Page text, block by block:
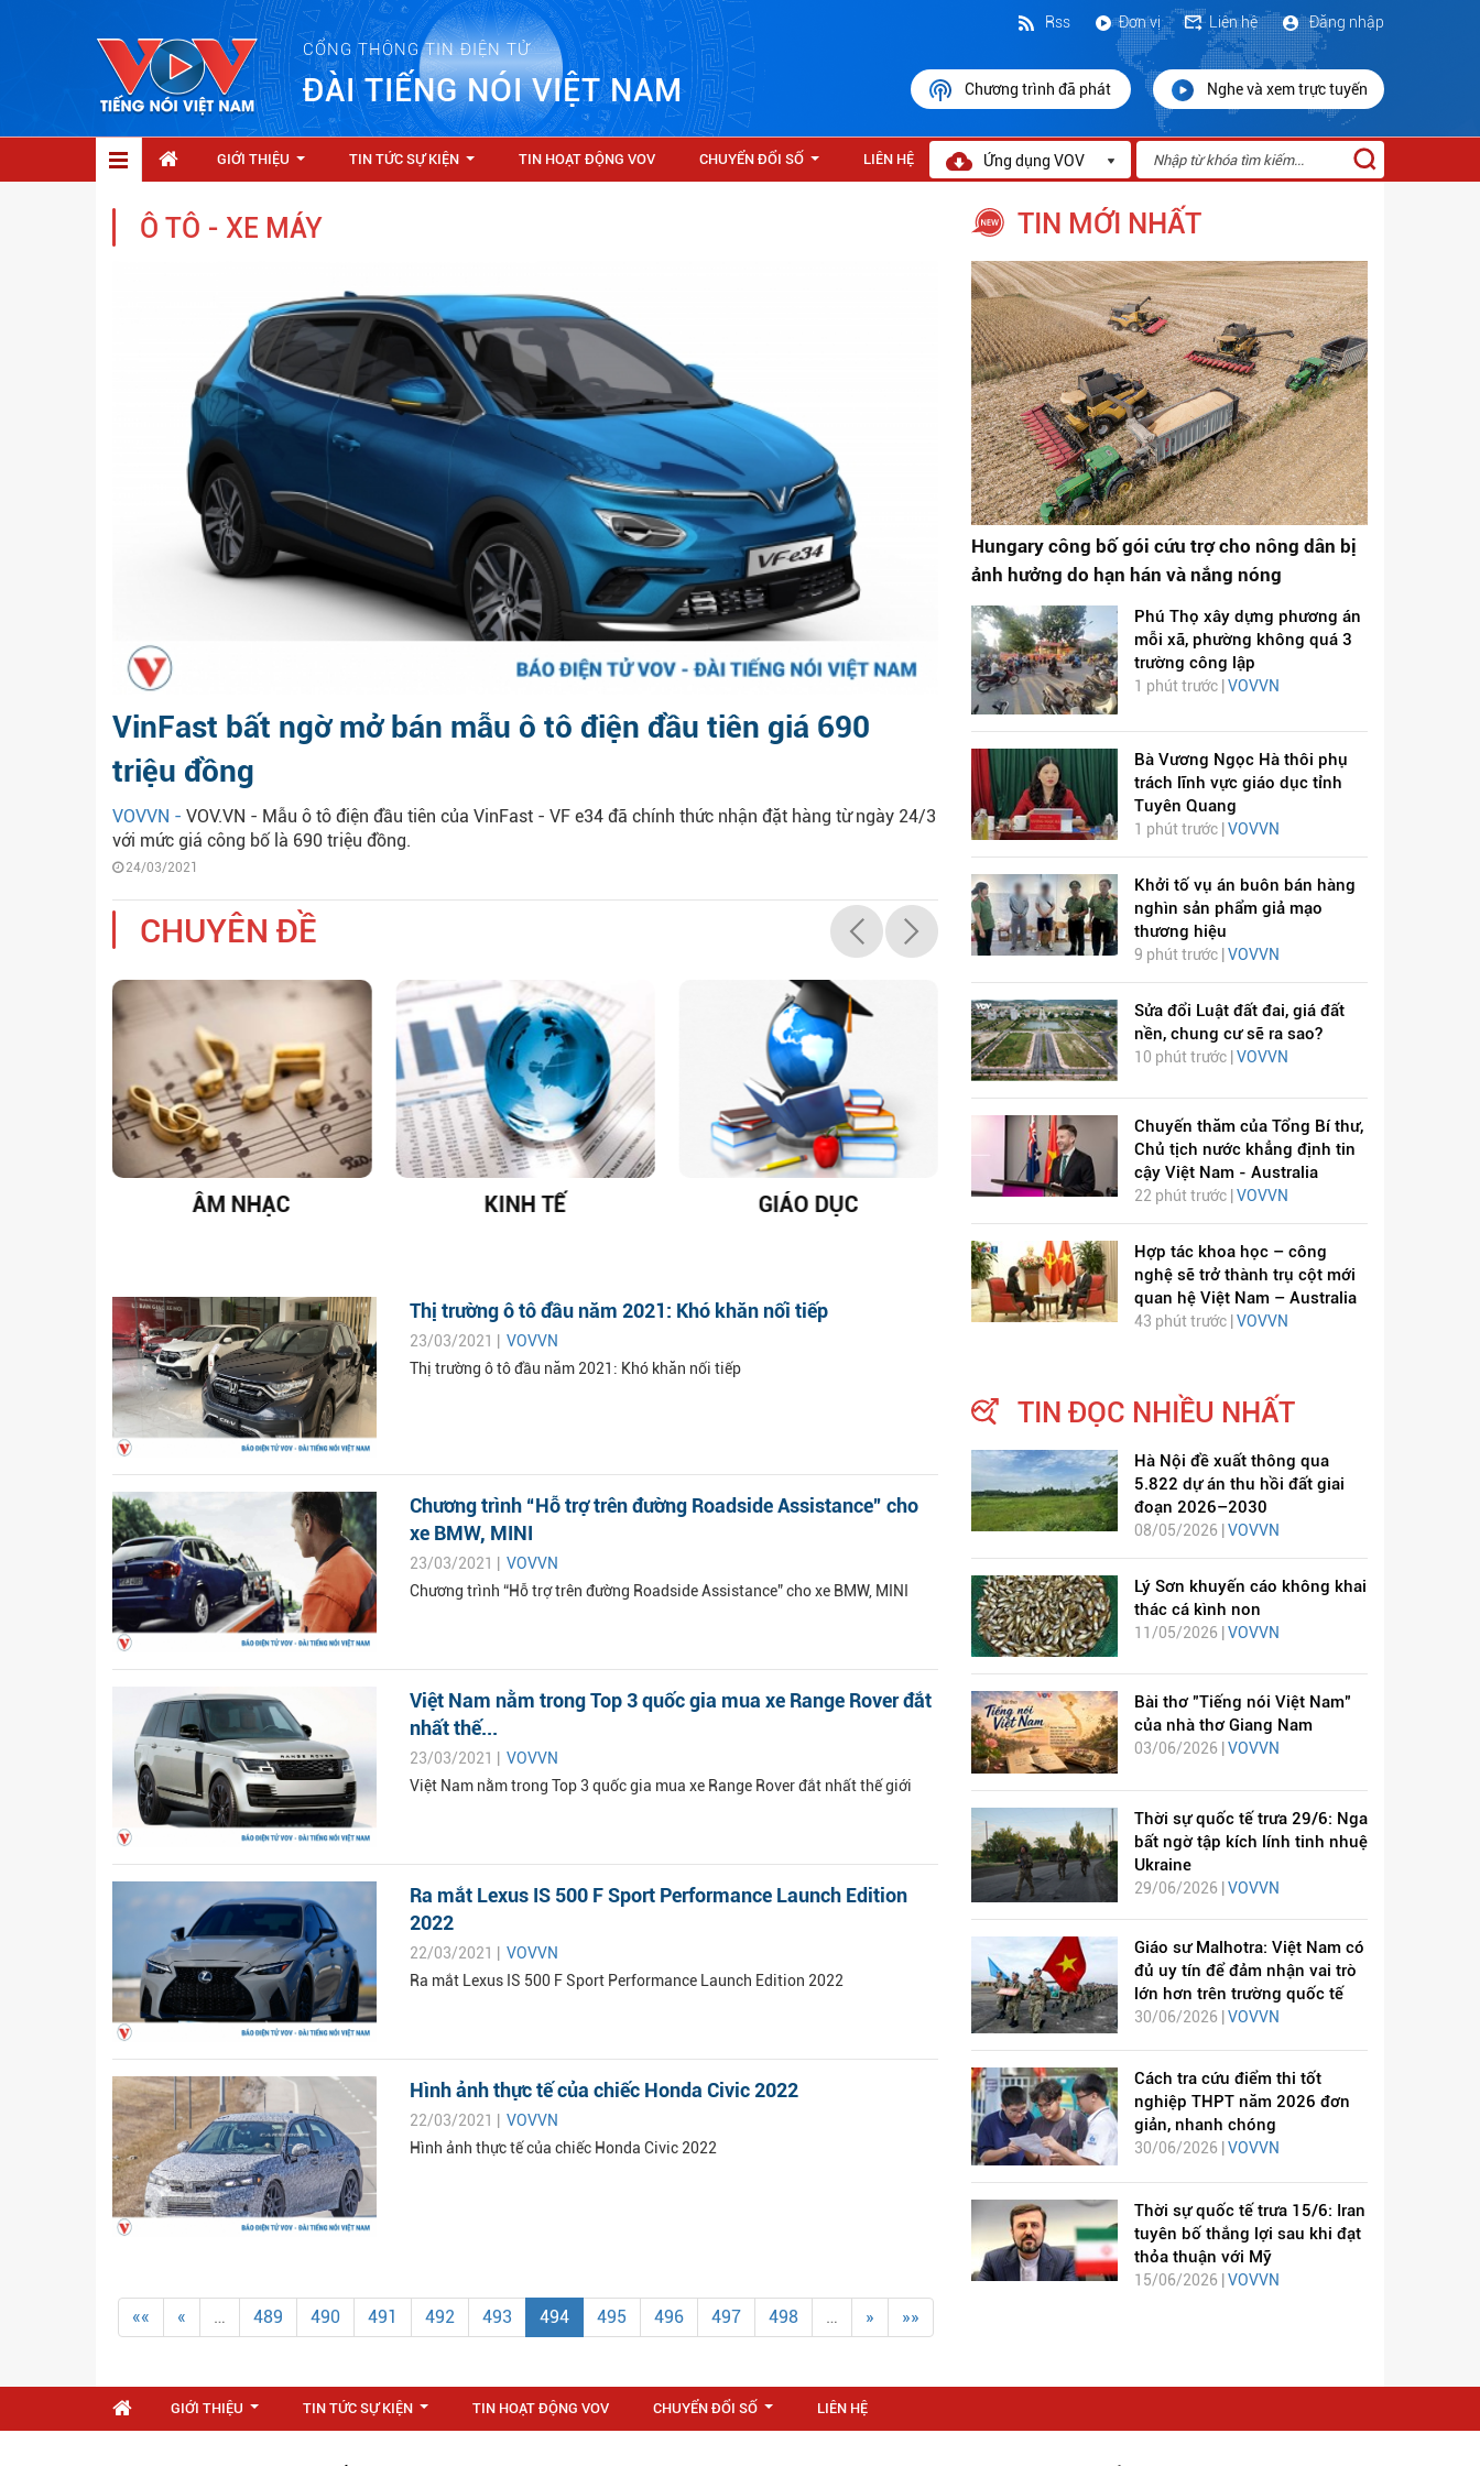
CỔNG THÔNG TIN ĐIỆN TỬ
ĐÀI TIẾNG NÓI VIỆT NAM
Đăng nhập
Liên hệ
Đơn vị
Rss
Chương trình đã phát Nghe và xem trực tuyến
GIỚI THIỆU TIN TỨC SỰ KIỆN TIN HOẠT ĐỘNG VOV CHUYỂN ĐỔI SỐ LIÊN HỆ Ứng dụng VOV
Ô TÔ - XE MÁY
VinFast bất ngờ mở bán mẫu ô tô điện đầu tiên giá 690
triệu đồng
VOVVN - VOV.VN - Mẫu ô tô điện đầu tiên của VinFast - VF e34 đã chính thức nhận đặt hàng từ ngày 24/3
với mức giá công bố là 690 triệu đồng.
24/03/2021
CHUYÊN ĐỀ
ÂM NHẠC KINH TẾ GIÁO DỤC
DỊCH VIÊM PHỔI COVID-
19
HÁT LÊN VIỆT NAM
Thị trường ô tô đầu năm 2021: Khó khăn nối tiếp
23/03/2021 | VOVVN
Thị trường ô tô đầu năm 2021: Khó khăn nối tiếp
Chương trình “Hỗ trợ trên đường Roadside Assistance” cho
xe BMW, MINI
23/03/2021 | VOVVN
Chương trình “Hỗ trợ trên đường Roadside Assistance” cho xe BMW, MINI
Việt Nam nằm trong Top 3 quốc gia mua xe Range Rover đắt
nhất thế...
23/03/2021 | VOVVN
Việt Nam nằm trong Top 3 quốc gia mua xe Range Rover đắt nhất thế giới
Ra mắt Lexus IS 500 F Sport Performance Launch Edition
2022
22/03/2021 | VOVVN
Ra mắt Lexus IS 500 F Sport Performance Launch Edition 2022
Hình ảnh thực tế của chiếc Honda Civic 2022
22/03/2021 | VOVVN
Hình ảnh thực tế của chiếc Honda Civic 2022
«« « … 489 490 491 492 493 494 495 496 497 498 … » »»
TIN MỚI NHẤT
Hungary công bố gói cứu trợ cho nông dân bị
ảnh hưởng do hạn hán và nắng nóng
Phú Thọ xây dựng phương án
mỗi xã, phường không quá 3
trường công lập
1 phút trước | VOVVN
Bà Vương Ngọc Hà thôi phụ
trách lĩnh vực giáo dục tỉnh
Tuyên Quang
1 phút trước | VOVVN
Khởi tố vụ án buôn bán hàng
nghìn sản phẩm giả mạo
thương hiệu
9 phút trước | VOVVN
Sửa đổi Luật đất đai, giá đất
nền, chung cư sẽ ra sao?
10 phút trước | VOVVN
Chuyến thăm của Tổng Bí thư,
Chủ tịch nước khẳng định tin
cậy Việt Nam - Australia
22 phút trước | VOVVN
Hợp tác khoa học – công
nghệ sẽ trở thành trụ cột mới
quan hệ Việt Nam – Australia
43 phút trước | VOVVN
TIN ĐỌC NHIỀU NHẤT
Hà Nội đề xuất thông qua
5.822 dự án thu hồi đất giai
đoạn 2026–2030
08/05/2026 | VOVVN
Lý Sơn khuyến cáo không khai
thác cá kình non
11/05/2026 | VOVVN
Bài thơ "Tiếng nói Việt Nam"
của nhà thơ Giang Nam
03/06/2026 | VOVVN
Thời sự quốc tế trưa 29/6: Nga
bất ngờ tập kích lính tinh nhuệ
Ukraine
29/06/2026 |VOVVN
Giáo sư Malhotra: Việt Nam có
đủ uy tín để đảm nhận vai trò
lớn hơn trên trường quốc tế
30/06/2026 | VOVVN
Cách tra cứu điểm thi tốt
nghiệp THPT năm 2026 đơn
giản, nhanh chóng
30/06/2026 | VOVVN
Thời sự quốc tế trưa 15/6: Iran
tuyên bố thắng lợi sau khi đạt
thỏa thuận với Mỹ
15/06/2026 | VOVVN
GIỚI THIỆU TIN TỨC SỰ KIỆN TIN HOẠT ĐỘNG VOV CHUYỂN ĐỔI SỐ LIÊN HỆ